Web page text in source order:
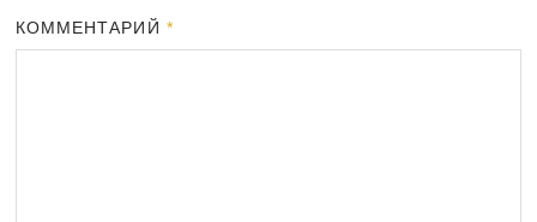
КОММЕНТАРИЙ *